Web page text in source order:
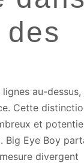
des
au-
Cette
et
Big Eye Boy
divergent